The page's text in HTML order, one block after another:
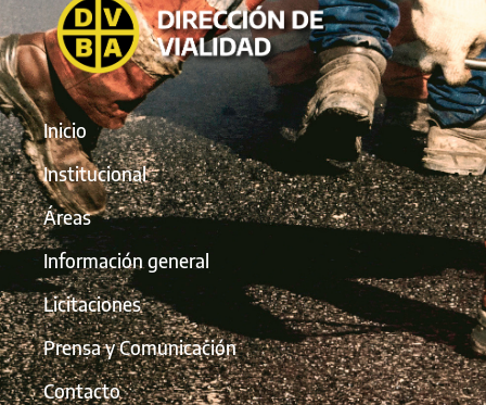
Inicio
Institucional
Áreas
Información general
Licitaciones
Prensa y Comunicación
Contacto